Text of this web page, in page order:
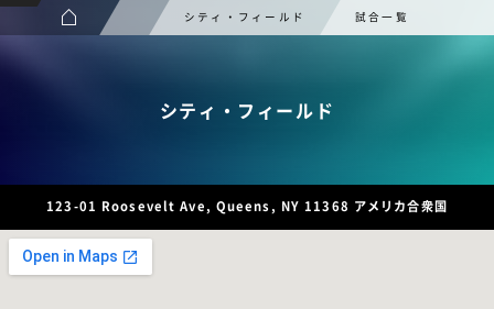
シティ・フィールド 試合一覧
シティ・フィールド
123-01 Roosevelt Ave, Queens, NY 11368 アメリカ合衆国